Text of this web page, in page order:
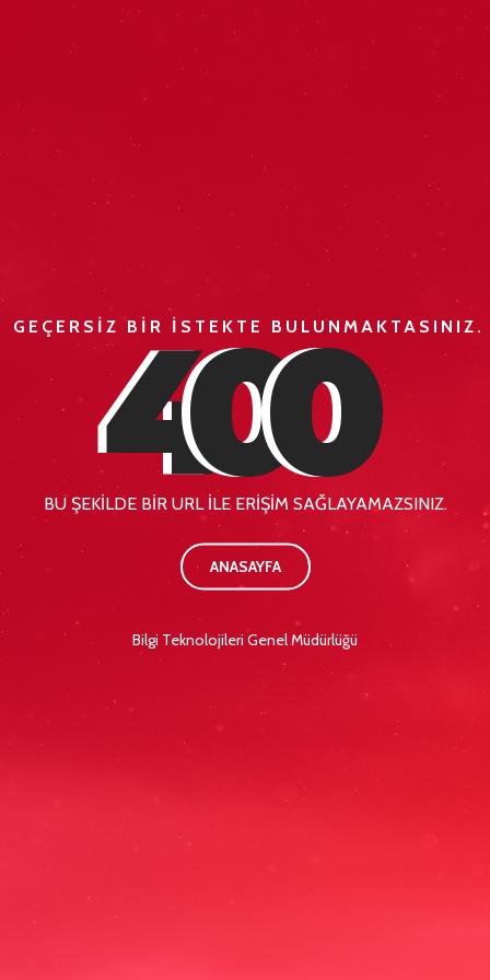
GEÇERSİZ BİR İSTEKTE BULUNMAKTASINIZ.
400
BU ŞEKİLDE BİR URL İLE ERİŞİM SAĞLAYAMAZSINIZ.
ANASAYFA
Bilgi Teknolojileri Genel Müdürlüğü